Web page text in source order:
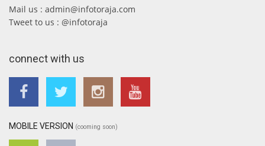
Mail us : admin@infotoraja.com
Tweet to us : @infotoraja
connect with us
MOBILE VERSION (cooming soon)